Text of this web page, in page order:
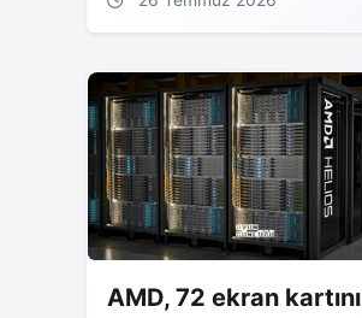
AMD, 72 ekran kartını